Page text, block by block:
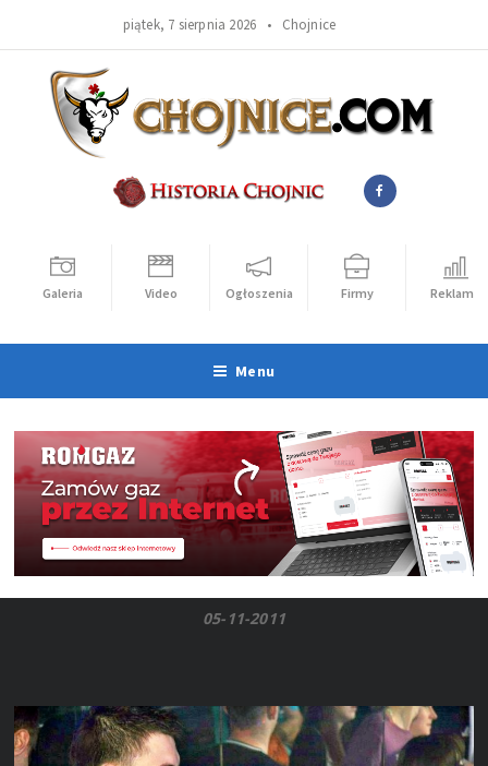
piątek, 7 sierpnia 2026 • Chojnice
Galeria Video Ogłoszenia Firmy Reklama
Menu
05-11-2011